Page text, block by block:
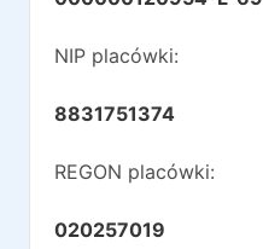
NIP placówki:
8831751374
REGON placówki:
020257019